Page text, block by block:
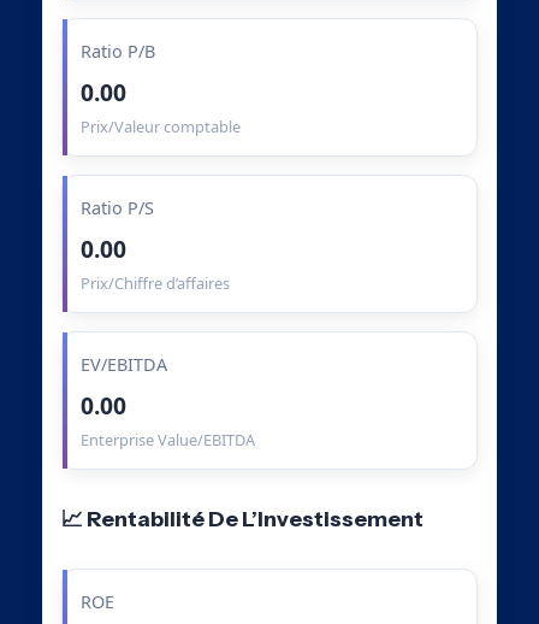
Ratio P/B
0.00
Prix/Valeur comptable
Ratio P/S
0.00
Prix/Chiffre d’affaires
EV/EBITDA
0.00
Enterprise Value/EBITDA
📈 Rentabilité De L’Investissement
ROE